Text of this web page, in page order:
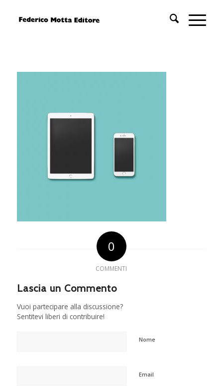
0
COMMENTI
Lascia un Commento
Vuoi partecipare alla discussione?
Sentitevi liberi di contribuire!
Nome
Email